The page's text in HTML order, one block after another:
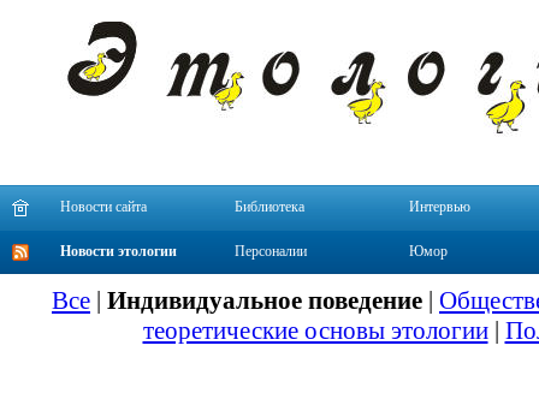
Новости сайта Библиотека Интервью
Новости этологии Персоналии Юмор
Все | Индивидуальное поведение |
теоретические основы этологии|